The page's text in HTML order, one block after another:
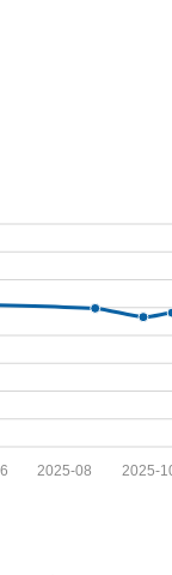
2025-
2025-08